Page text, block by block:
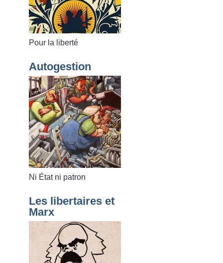
Pour la liberté
Autogestion
Ni État ni patron
Les libertaires et
Marx